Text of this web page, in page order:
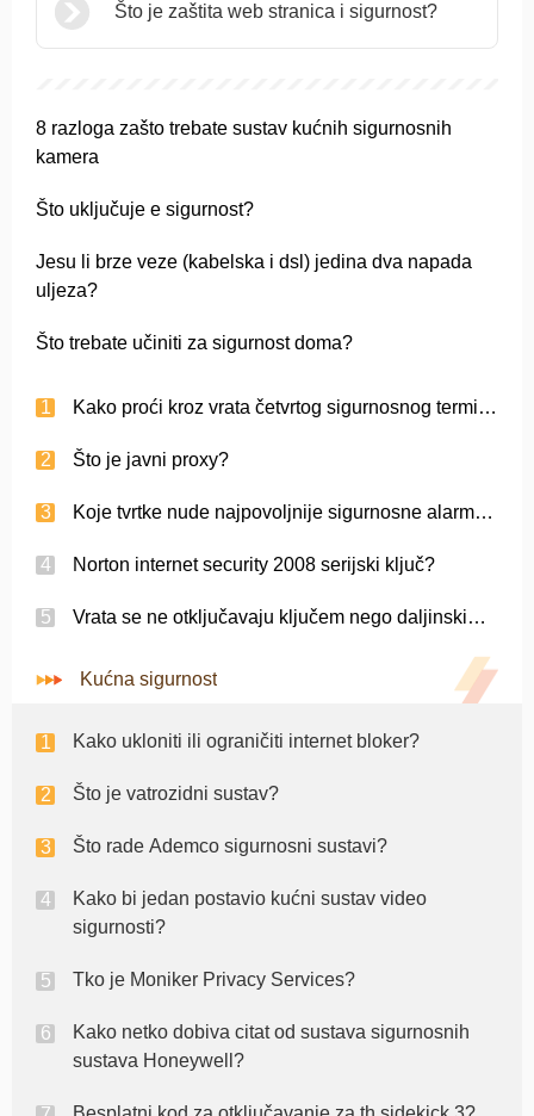
Što je zaštita web stranica i sigurnost?
8 razloga zašto trebate sustav kućnih sigurnosnih
kamera
Što uključuje e sigurnost?
Jesu li brze veze (kabelska i dsl) jedina dva napada
uljeza?
Što trebate učiniti za sigurnost doma?
Kako proći kroz vrata četvrtog sigurnosnog terminala Club Penguin?
Što je javni proxy?
Koje tvrtke nude najpovoljnije sigurnosne alarmne sustave?
Norton internet security 2008 serijski ključ?
Vrata se ne otključavaju ključem nego daljinskim na Lincolnu ls 2000?
Kućna sigurnost
Kako ukloniti ili ograničiti internet bloker?
Što je vatrozidni sustav?
Što rade Ademco sigurnosni sustavi?
Kako bi jedan postavio kućni sustav video
sigurnosti?
Tko je Moniker Privacy Services?
Kako netko dobiva citat od sustava sigurnosnih
sustava Honeywell?